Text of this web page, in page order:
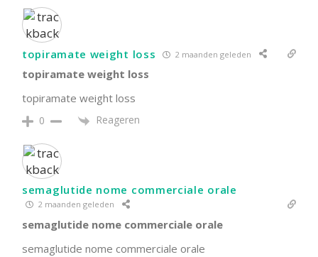
topiramate weight loss 2 maanden geleden
topiramate weight loss
topiramate weight loss
0 Reageren
semaglutide nome commerciale orale
2 maanden geleden
semaglutide nome commerciale orale
semaglutide nome commerciale orale